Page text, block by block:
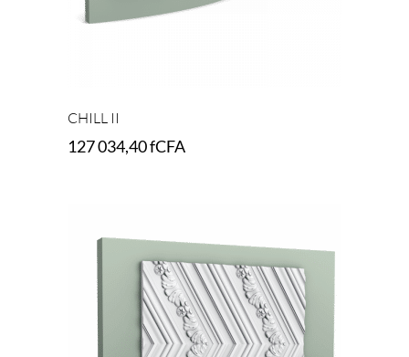
CHILL II
127 034,40fCFA